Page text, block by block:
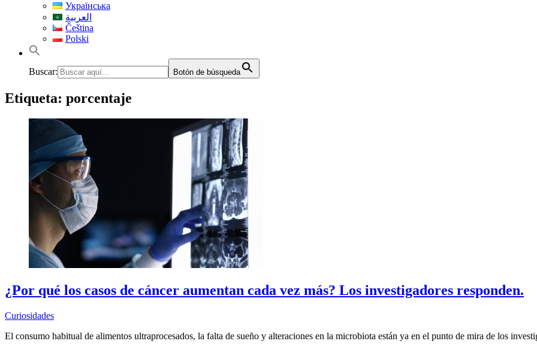
Українська
العربية
Čeština
Polski
Buscar: Botón de búsqueda
Etiqueta: porcentaje
¿Por qué los casos de cáncer aumentan cada vez más? Los investigadores responden.
Curiosidades
El consumo habitual de alimentos ultraprocesados, la falta de sueño y alteraciones en la microbiota están ya en el punto de mira de los